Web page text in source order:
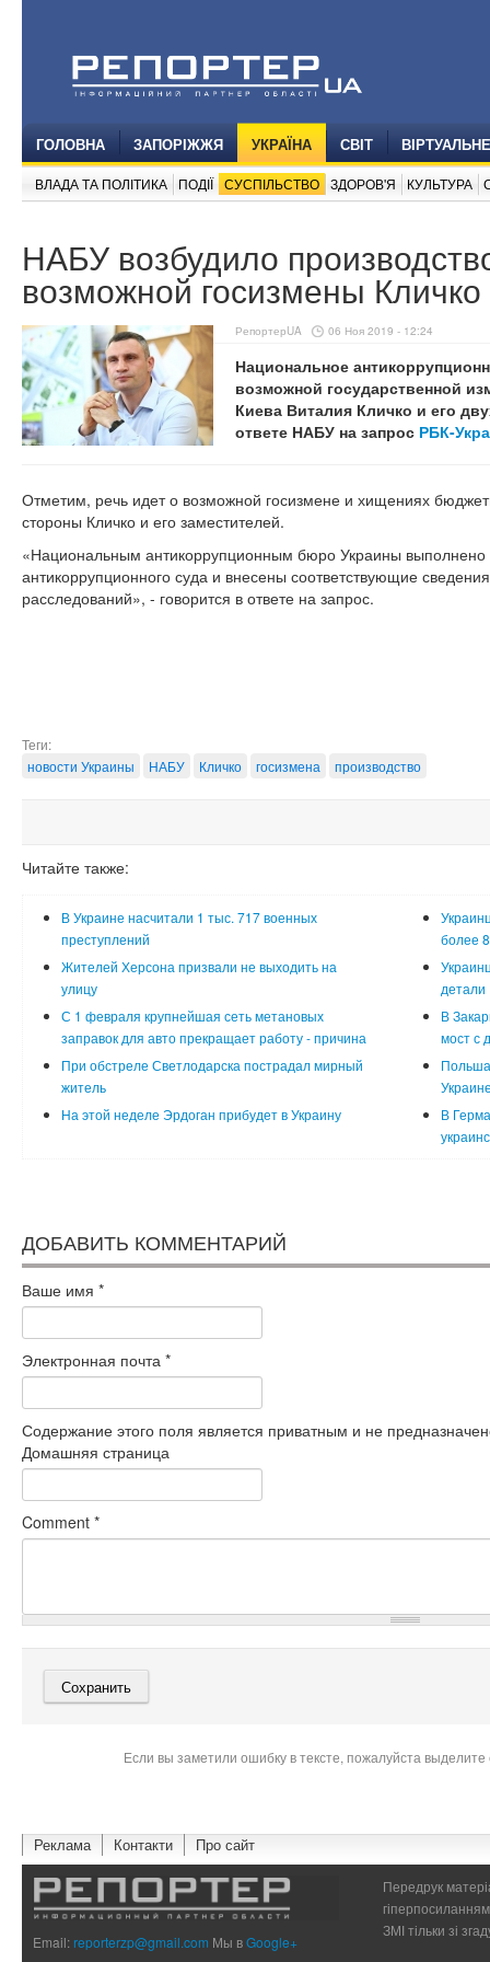
ГОЛОВНА ЗАПОРІЖЖЯ УКРАЇНА СВІТ
ВЛАДА ТА ПОЛІТИКА ПОДІЇ СУСПІЛЬСТВО ЗДОРОВ'Я КУЛЬТУРА
НАБУ возбудило
возможной госизмены Кличко
РепортерUA 06 Ноя 2019 - 12:24
Национальное
возможной государственной
Киева Виталия Кличко и его
ответе НАБУ на запрос РБК-
Отметим, речь идет о возможной госизмене и хищениях
стороны Кличко и его заместителей.
«Национальным антикоррупционным бюро Украины выполнено
антикоррупционного суда и внесены соответствующие
расследований», - говорится в ответе на запрос.
Теги:
новости Украины
НАБУ Кличко госизмена производство
Читайте также:
В Украине насчитали 1 тыс. 717 военных
преступлений
более
Жителей Херсона призвали не выходить на
улицу
детали
С 1 февраля крупнейшая сеть метановых
заправок для авто прекращает работу - причина
В
мост с
При обстреле Светлодарска пострадал мирный
житель
На этой неделе Эрдоган прибудет в Украину
В
ДОБАВИТЬ КОММЕНТАРИЙ
Ваше имя *
Электронная почта *
Содержание этого поля является приватным и не
Домашняя страница
Comment *
Если вы заметили ошибку в тексте, пожалуйста
Реклама Контакти Про сайт
Email:reporterzp@gmail.com Мы вGoogle+
Передрук
ЗМІ тільки зі